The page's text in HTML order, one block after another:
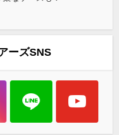
ーズSNS